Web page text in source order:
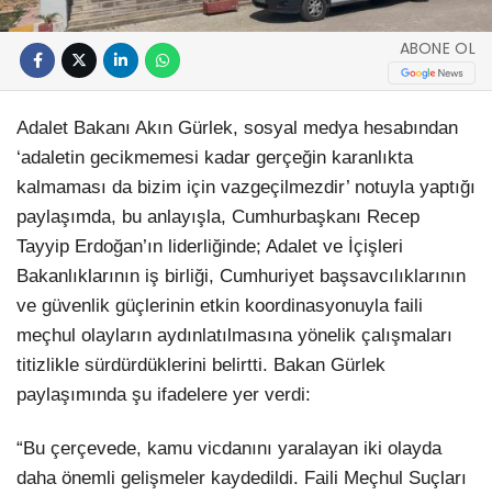
ABONE OL
Adalet Bakanı Akın Gürlek, sosyal medya hesabından
‘adaletin gecikmemesi kadar gerçeğin karanlıkta
kalmaması da bizim için vazgeçilmezdir’ notuyla yaptığı
paylaşımda, bu anlayışla, Cumhurbaşkanı Recep
Tayyip Erdoğan’ın liderliğinde; Adalet ve İçişleri
Bakanlıklarının iş birliği, Cumhuriyet başsavcılıklarının
ve güvenlik güçlerinin etkin koordinasyonuyla faili
meçhul olayların aydınlatılmasına yönelik çalışmaları
titizlikle sürdürdüklerini belirtti. Bakan Gürlek
paylaşımında şu ifadelere yer verdi:
“Bu çerçevede, kamu vicdanını yaralayan iki olayda
daha önemli gelişmeler kaydedildi. Faili Meçhul Suçları